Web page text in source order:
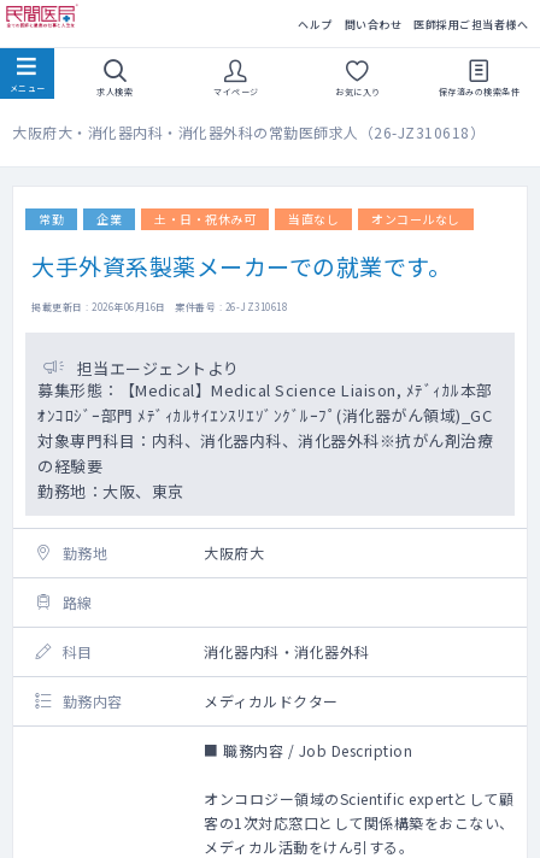
ヘルプ 問い合わせ 医師採用ご担当者様へ
求人検索 マイページ お気に入り 保存済みの検索条件
大阪府大・消化器内科・消化器外科の常勤医師求人（26-JZ310618）
常勤 企業 土・日・祝休み可 当直なし オンコールなし
大手外資系製薬メーカーでの就業です。
掲載更新日 : 2026年06月16日 案件番号 : 26-JZ310618
担当エージェントより
募集形態：【Medical】Medical Science Liaison, ﾒﾃﾞｨｶﾙ本部
ｵﾝｺﾛｼﾞｰ部門 ﾒﾃﾞｨｶﾙｻｲｴﾝｽﾘｴｿﾞﾝｸﾞﾙｰﾌﾟ(消化器がん領域)_GC
対象専門科目：内科、消化器内科、消化器外科※抗がん剤治療
の経験要
勤務地：大阪、東京
勤務地 大阪府大
路線
科目 消化器内科・消化器外科
勤務内容 メディカルドクター
■ 職務内容 / Job Description
オンコロジー領域のScientific expertとして顧
客の1次対応窓口として関係構築をおこない、
メディカル活動をけん引する。